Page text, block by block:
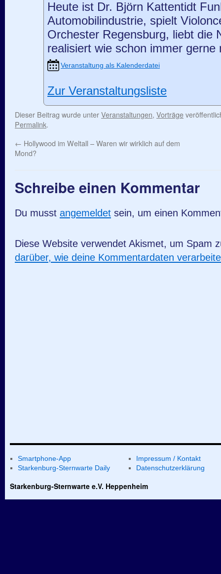
Heute ist Dr. Björn Kattentidt
Automobilindustrie, spielt
Orchester Regensburg, liebt die
realisiert wie schon immer gerne
Veranstaltung als Kalenderdatei
Zur Veranstaltungsliste
Dieser Beitrag wurde unterVeranstaltungen, Vorträge
Permalink.
← Hollywood im Weltall – Waren wir wirklich auf dem
Mond?
Schreibe einen Kommentar
Du musst angemeldet sein, um einen
Diese Website verwendet Akismet, um Spam
darüber, wie deine Kommentardaten
Smartphone-App
Starkenburg-Sternwarte Daily
Impressum / Kontakt
Datenschutzerklärung
Starkenburg-Sternwarte e.V. Heppenheim